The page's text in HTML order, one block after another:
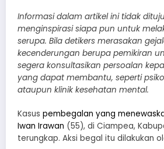
Informasi dalam artikel ini tidak
menginspirasi siapa pun untuk
serupa. Bila detikers merasakan
kecenderungan berupa pemikiran
segera konsultasikan persoalan
yang dapat membantu, seperti
ataupun klinik kesehatan mental.
Kasus pembegalan yang
Iwan Irawan (55), di Ciampea,
terungkap. Aksi begal itu dilakukan